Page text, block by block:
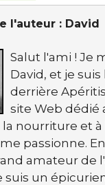
l'auteur : David
Salut l'ami ! Je
David, et je suis
derrière
site Web dédié
la nourriture et
passionne.
amateur de
suis un